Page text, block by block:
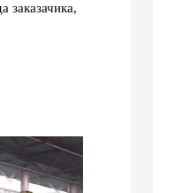
заказачика,